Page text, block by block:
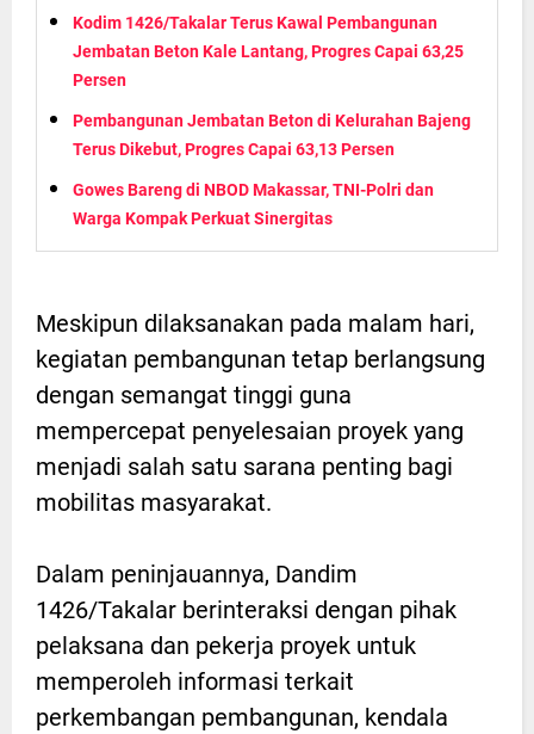
Kodim 1426/Takalar Terus Kawal Pembangunan
Jembatan Beton Kale Lantang, Progres Capai 63,25
Persen
Pembangunan Jembatan Beton di Kelurahan Bajeng
Terus Dikebut, Progres Capai 63,13 Persen
Gowes Bareng di NBOD Makassar, TNI-Polri dan
Warga Kompak Perkuat Sinergitas
Meskipun dilaksanakan pada malam hari,
kegiatan pembangunan tetap berlangsung
dengan semangat tinggi guna
mempercepat penyelesaian proyek yang
menjadi salah satu sarana penting bagi
mobilitas masyarakat.
Dalam peninjauannya, Dandim
1426/Takalar berinteraksi dengan pihak
pelaksana dan pekerja proyek untuk
memperoleh informasi terkait
perkembangan pembangunan, kendala